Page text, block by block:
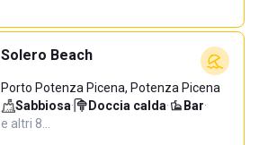
Solero Beach
Porto Potenza Picena, Potenza Picena
Sabbiosa· Doccia calda· Bar·
e altri 8…